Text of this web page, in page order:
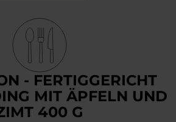
- FERTIGGERICHT
MIT ÄPFELN UND
400 G